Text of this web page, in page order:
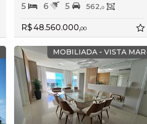
5 6 5 562,0
R$ 48.560.000,00
MOBILIADA - VISTA MAR